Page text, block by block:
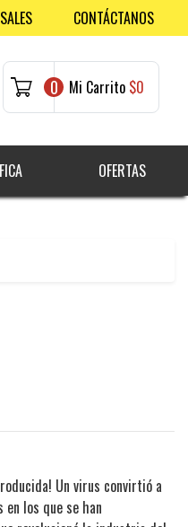
CONTÁCTANOS
0 Mi Carrito $0
OFERTAS
Un virus convirtió a
los que se han